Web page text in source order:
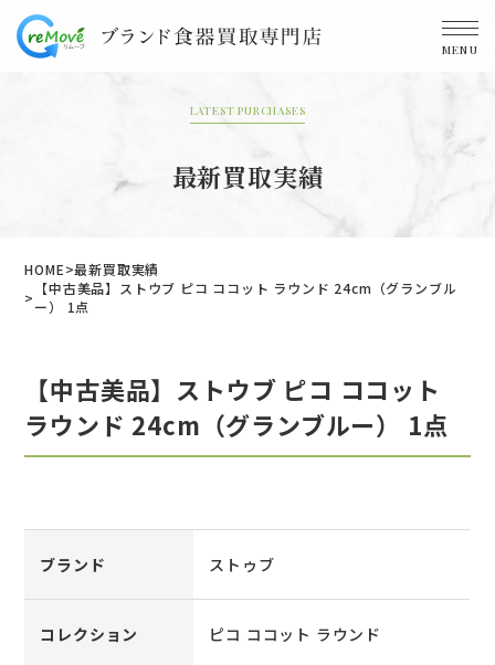
MENU
LATEST PURCHASES
最新買取実績
HOME
最新買取実績
【中古美品】ストウブ ピコ ココット ラウンド 24cm（グランブル
ー） 1点
【中古美品】ストウブ ピコ ココット
ラウンド 24cm（グランブルー） 1点
ブランド ストゥブ
コレクション ピコ ココット ラウンド